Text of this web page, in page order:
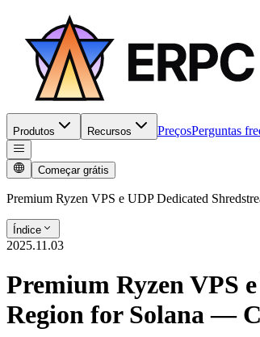
Produtos Recursos PreçosPerguntas
Começar grátis
Premium Ryzen VPS e UDP Dedicated
Índice
2025.11.03
Premium Ryzen VPS
Region for Solana —